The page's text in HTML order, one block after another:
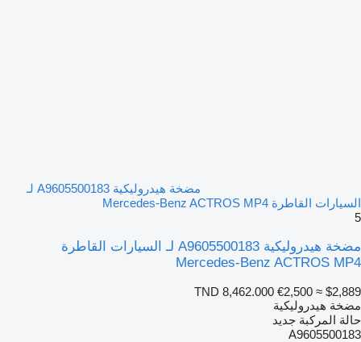
مضخة هيدروليكية A9605500183 لـ
السيارات القاطرة Mercedes-Benz ACTROS MP4
5
مضخة هيدروليكية A9605500183 لـ السيارات القاطرة
Mercedes-Benz ACTROS MP4
TND 8,462.000 €2,500 ≈ $2,889
مضخة هيدروليكية
حالة المركبة جديد
A9605500183